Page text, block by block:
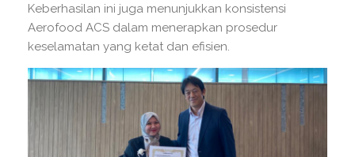
Keberhasilan ini juga menunjukkan konsistensi
Aerofood ACS dalam menerapkan prosedur
keselamatan yang ketat dan efisien.